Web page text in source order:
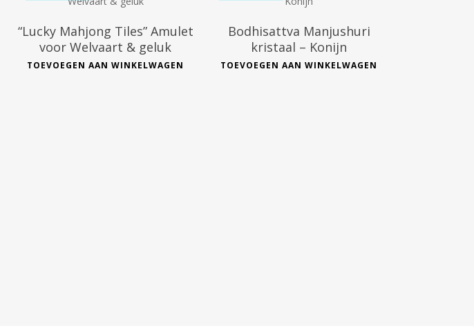
“Lucky Mahjong Tiles” Amulet
voor Welvaart & geluk
TOEVOEGEN AAN WINKELWAGEN
Bodhisattva Manjushuri
kristaal – Konijn
TOEVOEGEN AAN WINKELWAGEN